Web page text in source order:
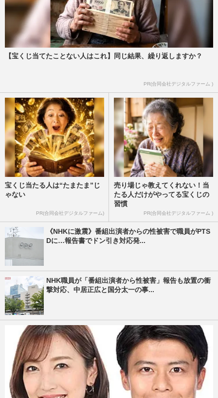
【宝くじ当てたことない人はこれ】同じ結果、繰り返しますか？
PR(合同会社デジタルファーム )
宝くじ当たる人は“たまたま”じ
ゃない
PR(合同会社デジタルファーム)
売り場じゃ教えてくれない！当
たる人だけがやってる宝くじの
習慣
PR(合同会社デジタルファーム )
《NHKに激震》番組出演者からの性被害で職員がPTS
Dに…報告書でドン引き対応発...
NHK職員が「番組出演者から性被害」報告も放置の衝
撃対応、中居正広と国分太一の事...